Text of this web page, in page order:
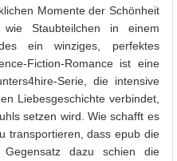
Momente der Schönheit
Staubteilchen in einem
ein winziges, perfektes
Fiction-Romance ist eine
Serie, die intensive
Liebesgeschichte verbindet,
setzen wird. Wie schafft es
transportieren, dass epub die
dazu schien die